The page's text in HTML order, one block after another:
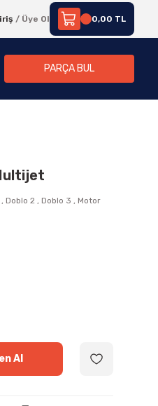
/ Üye Ol 0,00 TL
PARÇA BUL
, Doblo 2 , Doblo 3 , Motor
Al